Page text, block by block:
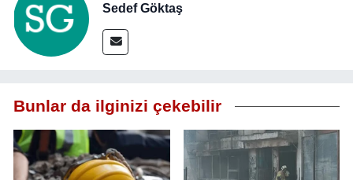
Sedef Göktaş
Bunlar da ilginizi çekebilir